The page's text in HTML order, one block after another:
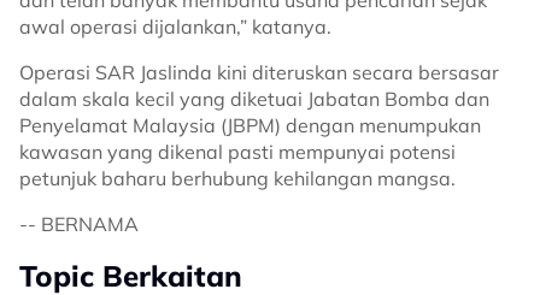
awal operasi dijalankan,” katanya.
Operasi SAR Jaslinda kini diteruskan secara bersasar
dalam skala kecil yang diketuai Jabatan Bomba dan
Penyelamat Malaysia (JBPM) dengan menumpukan
kawasan yang dikenal pasti mempunyai potensi
petunjuk baharu berhubung kehilangan mangsa.
-- BERNAMA
Topic Berkaitan